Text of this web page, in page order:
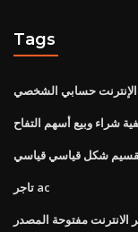
Tags
حسابي الشخصي
شراء وبيع أسهم التفاح
شكل قياسي قياسي
تاجر ac
الانترنت مفتوحة المصدر